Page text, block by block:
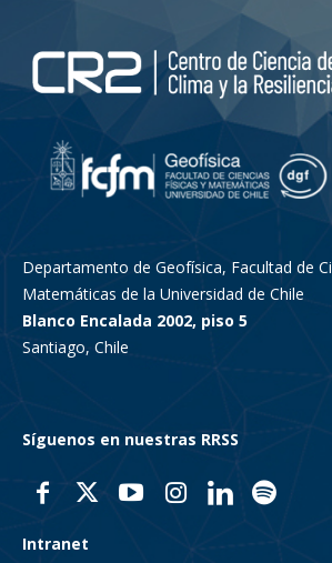
Departamento de Geofísica, Facultad de
Matemáticas de la Universidad de Chile
Blanco Encalada 2002, piso 5
Santiago, Chile
Síguenos en nuestras RRSS
Intranet